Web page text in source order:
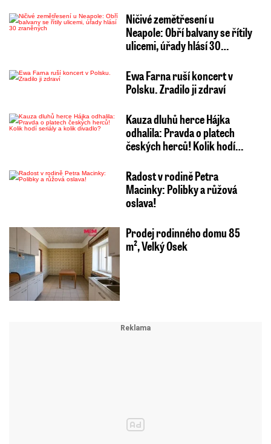
Ničivé zemětřesení u
Neapole: Obří balvany se řítily
ulicemi, úřady hlásí 30…
Ewa Farna ruší koncert v
Polsku. Zradilo ji zdraví
Kauza dluhů herce Hájka
odhalila: Pravda o platech
českých herců! Kolik hodí…
Radost v rodině Petra
Macinky: Polibky a růžová
oslava!
Prodej rodinného domu 85
m², Velký Osek